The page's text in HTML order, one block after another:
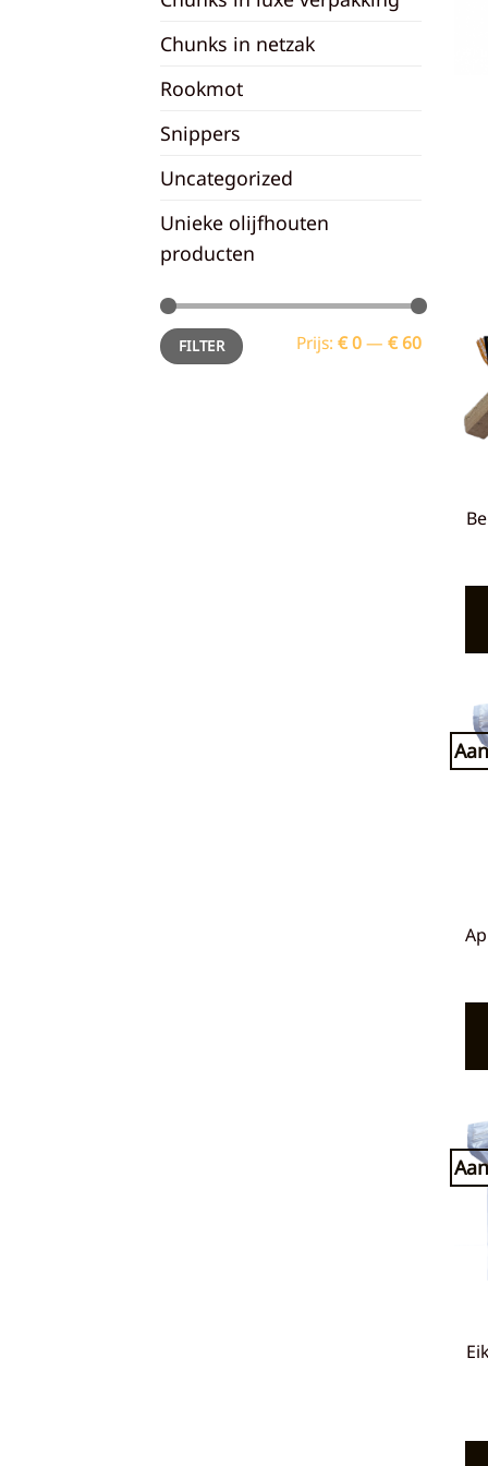
Chunks in netzak
Rookmot
Snippers
Uncategorized
Unieke olijfhouten
producten
Min.
prijs
Max.
prijsFILTER Prijs: € 0— € 60